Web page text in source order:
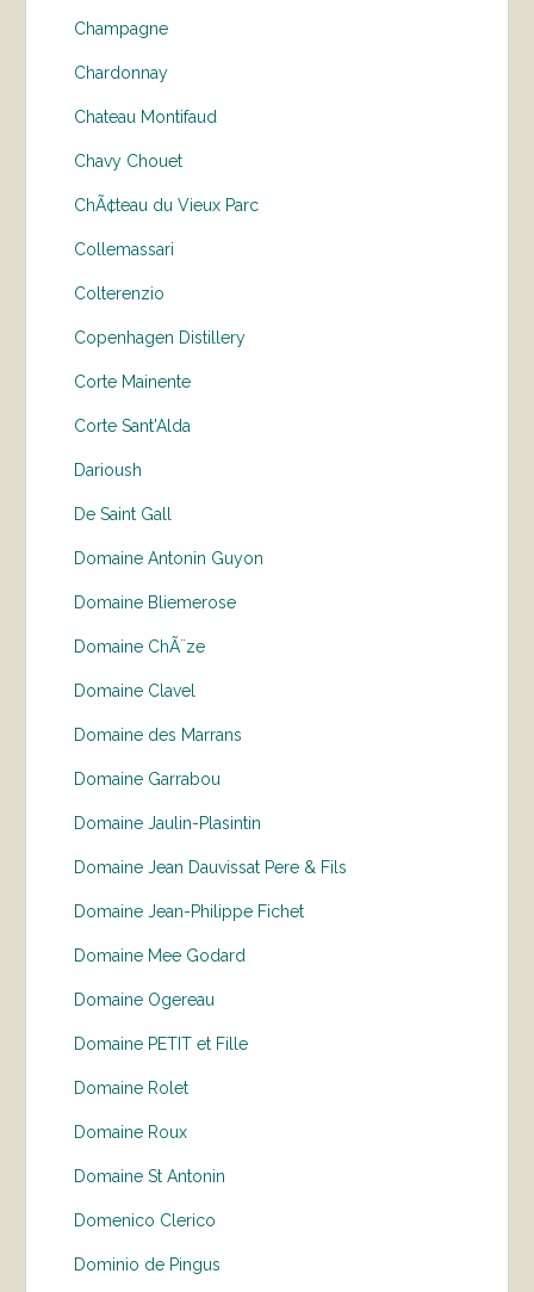
Champagne
Chardonnay
Chateau Montifaud
Chavy Chouet
ChÃ¢teau du Vieux Parc
Collemassari
Colterenzio
Copenhagen Distillery
Corte Mainente
Corte Sant'Alda
Darioush
De Saint Gall
Domaine Antonin Guyon
Domaine Bliemerose
Domaine ChÃ¨ze
Domaine Clavel
Domaine des Marrans
Domaine Garrabou
Domaine Jaulin-Plasintin
Domaine Jean Dauvissat Pere & Fils
Domaine Jean-Philippe Fichet
Domaine Mee Godard
Domaine Ogereau
Domaine PETIT et Fille
Domaine Rolet
Domaine Roux
Domaine St Antonin
Domenico Clerico
Dominio de Pingus